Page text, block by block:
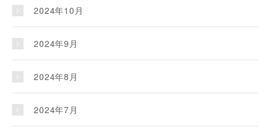
2024年10月
2024年9月
2024年8月
2024年7月